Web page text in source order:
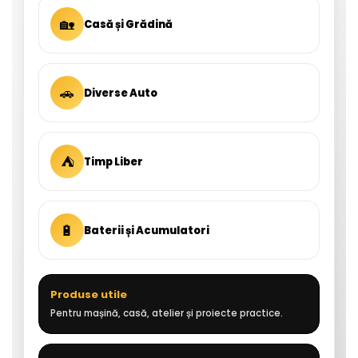
🏡 Casă și Grădină
🚗 Diverse Auto
⛺ Timp Liber
🔋 Baterii și Acumulatori
Produse utile
Pentru mașină, casă, atelier și proiecte practice.